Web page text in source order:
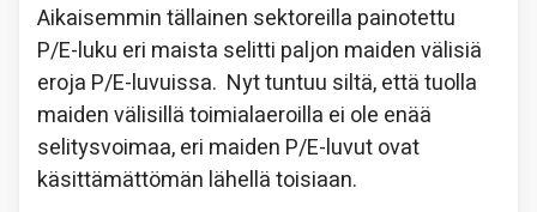
Aikaisemmin tällainen sektoreilla painotettu
P/E-luku eri maista selitti paljon maiden välisiä
eroja P/E-luvuissa. Nyt tuntuu siltä, että tuolla
maiden välisillä toimialaeroilla ei ole enää
selitysvoimaa, eri maiden P/E-luvut ovat
käsittämättömän lähellä toisiaan.